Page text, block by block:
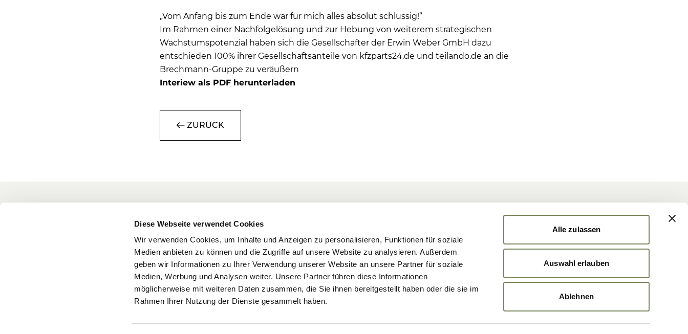
Diese Webseite verwendet Cookies
Wir verwenden Cookies, um Inhalte und Anzeigen zu personalisieren, Funktionen für soziale
Medien anbieten zu können und die Zugriffe auf unsere Website zu analysieren. Außerdem
geben wir Informationen zu Ihrer Verwendung unserer Website an unsere Partner für soziale
Medien, Werbung und Analysen weiter. Unsere Partner führen diese Informationen
möglicherweise mit weiteren Daten zusammen, die Sie ihnen bereitgestellt haben oder die sie im
Rahmen Ihrer Nutzung der Dienste gesammelt haben.
Alle zulassen
Auswahl erlauben
Ablehnen
Jetzt Berater
„Vom Anfang bis zum Ende war für mich alles absolut schlüssig!“
Im Rahmen einer Nachfolgelösung und zur Hebung von weiterem strategischen
Wachstumspotenzial haben sich die Gesellschafter der Erwin Weber GmbH dazu
entschieden 100% ihrer Gesellschaftsanteile von kfzparts24.de und teilando.de an die
Brechmann-Gruppe zu veräußern
Interiew als PDF herunterladen
ZURÜCK
Die Concentro Management AG ist
eine auf den Mittelstand fokussierte
Beratung mit 45+ Mitarbeitern und 4
Insights
Für Unternehmen
Referenzen
Events
Wer wir sind
Karriere
Kontakt
Termin vereinbaren
Bleiben Sie auf dem Laufenden mit News & Events
ABONNIEREN